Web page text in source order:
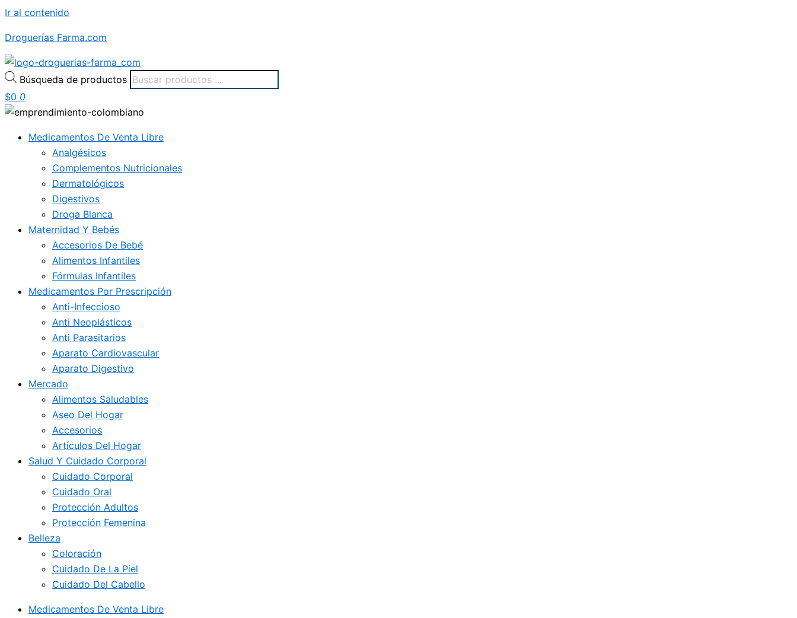
Ir al contenido
Droguerías Farma.com
Búsqueda de productos
$0 0
Medicamentos De Venta Libre
Analgésicos
Complementos Nutricionales
Dermatológicos
Digestivos
Droga Blanca
Maternidad Y Bebés
Accesorios De Bebé
Alimentos Infantiles
Fórmulas Infantiles
Medicamentos Por Prescripción
Anti-Infeccioso
Anti Neoplásticos
Anti Parasitarios
Aparato Cardiovascular
Aparato Digestivo
Mercado
Alimentos Saludables
Aseo Del Hogar
Accesorios
Artículos Del Hogar
Salud Y Cuidado Corporal
Cuidado Corporal
Cuidado Oral
Protección Adultos
Protección Femenina
Belleza
Coloración
Cuidado De La Piel
Cuidado Del Cabello
Medicamentos De Venta Libre